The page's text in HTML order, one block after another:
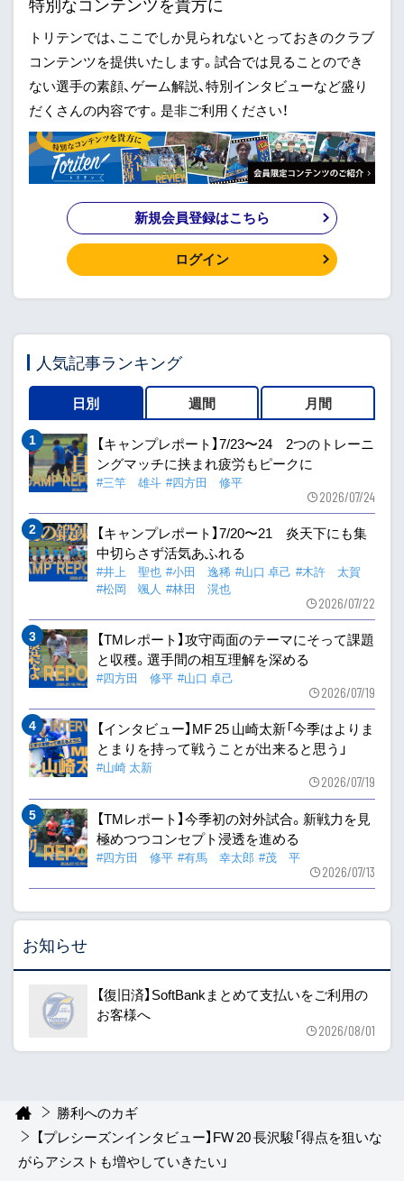
トリテンでは、ここでしか見られないとっておきのクラブ
コンテンツを提供いたします。試合では見ることのでき
ない選手の素顔、ゲーム解説、特別インタビューなど盛り
だくさんの内容です。是非ご利用ください！
新規会員登録はこちら
ログイン
人気記事ランキング
日別 週間 月間
【キャンプレポート】7/23〜24 2つのトレーニ
ングマッチに挟まれ疲労もピークに
#三竿 雄斗 #四方田 修平
2026/07/24
【キャンプレポート】7/20〜21 炎天下にも集
中切らさず活気あふれる
#井上 聖也 #小田 逸稀 #山口 卓己 #木許 太賀
#松岡 颯人 #林田 滉也
2026/07/22
【TMレポート】攻守両面のテーマにそって課題
と収穫。選手間の相互理解を深める
#四方田 修平 #山口 卓己
2026/07/19
【インタビュー】MF 25 山崎太新「今季はよりま
とまりを持って戦うことが出来ると思う」
#山崎 太新
2026/07/19
【TMレポート】今季初の対外試合。新戦力を見
極めつつコンセプト浸透を進める
#四方田 修平 #有馬 幸太郎 #茂 平
2026/07/13
お知らせ
【復旧済】SoftBankまとめて支払いをご利用の
お客様へ
2026/08/01
勝利へのカギ
【プレシーズンインタビュー】FW 20 長沢駿「得点を狙いな
がらアシストも増やしていきたい」